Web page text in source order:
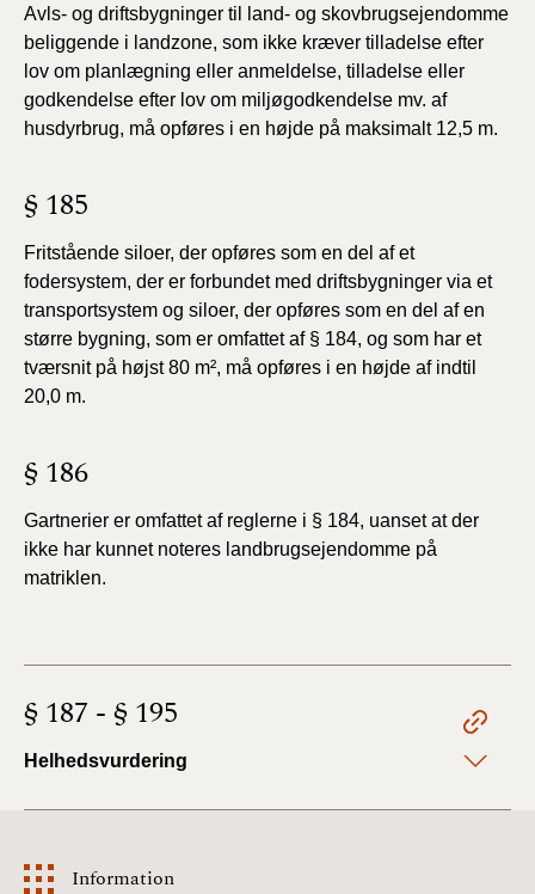
Avls- og driftsbygninger til land- og skovbrugsejendomme
beliggende i landzone, som ikke kræver tilladelse efter
lov om planlægning eller anmeldelse, tilladelse eller
godkendelse efter lov om miljøgodkendelse mv. af
husdyrbrug, må opføres i en højde på maksimalt 12,5 m.
§ 185
Fritstående siloer, der opføres som en del af et
fodersystem, der er forbundet med driftsbygninger via et
transportsystem og siloer, der opføres som en del af en
større bygning, som er omfattet af § 184, og som har et
tværsnit på højst 80 m², må opføres i en højde af indtil
20,0 m.
§ 186
Gartnerier er omfattet af reglerne i § 184, uanset at der
ikke har kunnet noteres landbrugsejendomme på
matriklen.
§ 187 - § 195
Helhedsvurdering
Information